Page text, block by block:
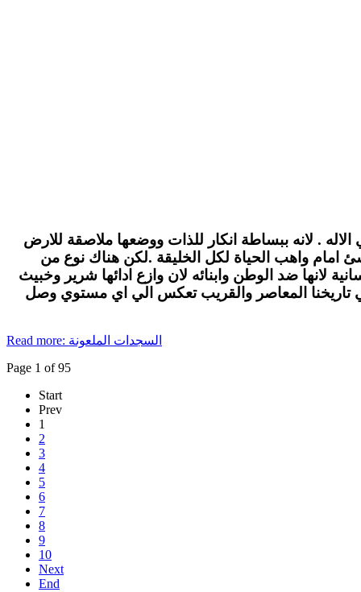
. لانه ببساطة انكار للذات ووضعها ملاصقة للارض
امام واهب الحياة لكل الخليقة .لكن هناك نوع من
لانها ضد الوطن وابنائه لان وازع ادائها شرير وخبيث
تاريخنا المعاصر والقريب تعكس الي اي مستوي وصل
Read more: السجدات الملعونة
Page 1 of 95
Start
Prev
1
2
3
4
5
6
7
8
9
10
Next
End